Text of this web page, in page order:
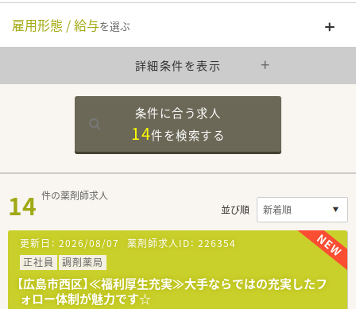
雇用形態 / 給与を選ぶ
詳細条件を表示
条件に合う求人
14件を検索する
14 件の薬剤師求人
並び順
更新日： 2026/08/07 薬剤師求人ID： 226354
正社員
調剤薬局
【広島市西区】≪福利厚生充実≫大手ならではの充実したフ
ォロー体制が魅力です☆